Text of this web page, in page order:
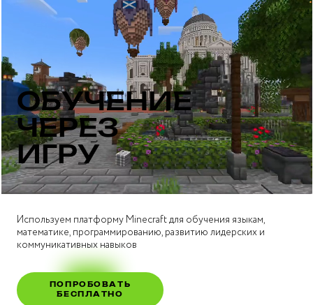
ОБУЧЕНИЕ
ЧЕРЕЗ
ИГРУ
Используем платформу Minecraft для обучения языкам,
математике, программированию, развитию лидерских и
коммуникативных навыков
ПОПРОБОВАТЬ
БЕСПЛАТНО